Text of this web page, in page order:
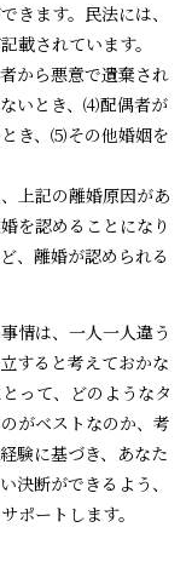
きます。民法には、
載されています。
から悪意で遺棄され
いとき、⑷配偶者が
き、⑸その他婚姻を
上記の離婚原因があ
を認めることになり
、離婚が認められる
情は、一人一人違う
すると考えておかな
って、どのようなタ
がベストなのか、考
験に基づき、あなた
決断ができるよう、
ポートします。